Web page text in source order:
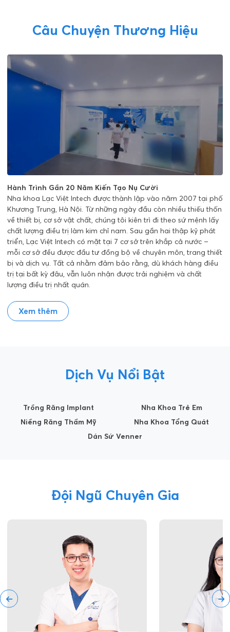
Câu Chuyện Thương Hiệu
Hành Trình Gần 20 Năm Kiến Tạo Nụ Cười
Nha khoa Lạc Việt Intech được thành lập vào năm 2007 tại phố
Khương Trung, Hà Nội. Từ những ngày đầu còn nhiều thiếu thốn
về thiết bị, cơ sở vật chất, chúng tôi kiên trì đi theo sứ mệnh lấy
chất lượng điều trị làm kim chỉ nam. Sau gần hai thập kỷ phát
triển, Lạc Việt Intech có mặt tại 7 cơ sở trên khắp cả nước –
mỗi cơ sở đều được đầu tư đồng bộ về chuyên môn, trang thiết
bị và dịch vụ. Tất cả nhằm đảm bảo rằng, dù khách hàng điều
trị tại bất kỳ đâu, vẫn luôn nhận được trải nghiệm và chất
lượng điều trị nhất quán.
Xem thêm
Dịch Vụ Nổi Bật
Trồng Răng Implant
Nha Khoa Trẻ Em
Niềng Răng Thẩm Mỹ
Nha Khoa Tổng Quát
Dán Sứ Venner
Đội Ngũ Chuyên Gia